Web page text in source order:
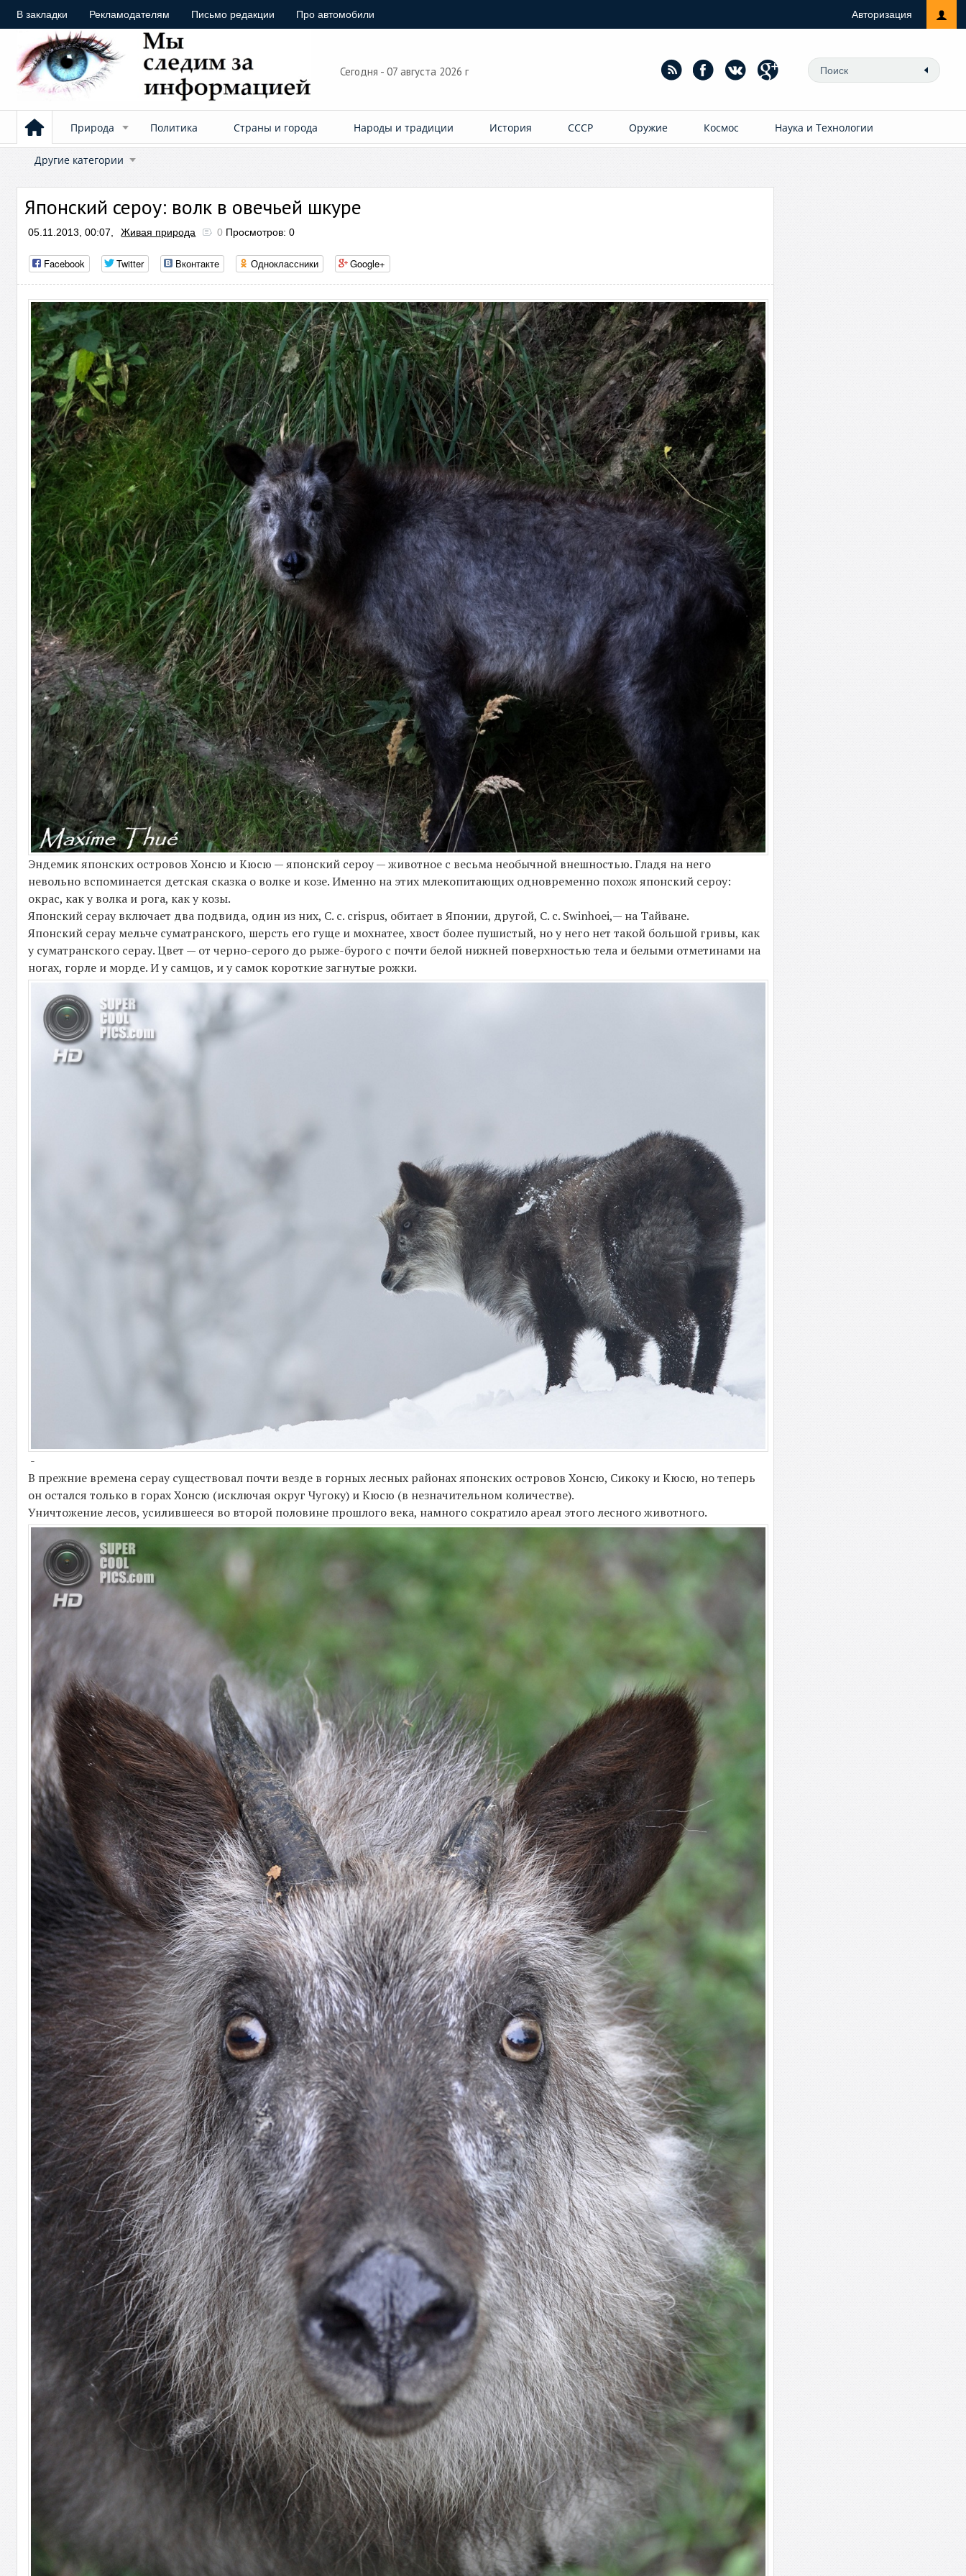
В закладки Рекламодателям Письмо редакции Про автомобили Авторизация
Сегодня - 07 августа 2026 г
Природа Политика Страны и города Народы и традиции История СССР Оружие Космос Наука и Технологии
Другие категории
Японский сероу: волк в овечьей шкуре
05.11.2013, 00:07, Живая природа 0 Просмотров: 0
Facebook Twitter Вконтакте Одноклассники Google+
Эндемик японских островов Хонсю и Кюсю — японский сероу — животное с весьма необычной внешностью. Гладя на него
невольно вспоминается детская сказка о волке и козе. Именно на этих млекопитающих одновременно похож японский сероу:
окрас, как у волка и рога, как у козы.
Японский серау включает два подвида, один из них, С. с. crispus, обитает в Японии, другой, С. с. Swinhoei,— на Тайване.
Японский серау мельче суматранского, шерсть его гуще и мохнатее, хвост более пушистый, но у него нет такой большой гривы, как
у суматранского серау. Цвет — от черно-серого до рыже-бурого с почти белой нижней поверхностью тела и белыми отметинами на
ногах, горле и морде. И у самцов, и у самок короткие загнутые рожки.
-
В прежние времена серау существовал почти везде в горных лесных районах японских островов Хонсю, Сикоку и Кюсю, но теперь
он остался только в горах Хонсю (исключая округ Чугоку) и Кюсю (в незначительном количестве).
Уничтожение лесов, усилившееся во второй половине прошлого века, намного сократило ареал этого лесного животного.